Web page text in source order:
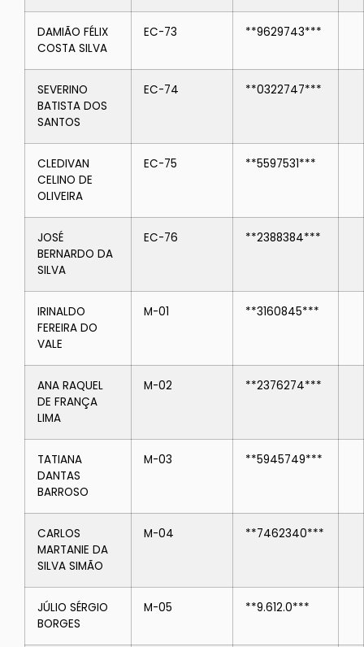
DAMIÃO FÉLIX
COSTA SILVA
EC-73 **9629743***
SEVERINO
BATISTA DOS
SANTOS
EC-74 **0322747***
CLEDIVAN
CELINO DE
OLIVEIRA
EC-75 **5597531***
JOSÉ
BERNARDO DA
SILVA
EC-76 **2388384***
IRINALDO
FEREIRA DO
VALE
M-01 **3160845***
ANA RAQUEL
DE FRANÇA
LIMA
M-02 **2376274***
TATIANA
DANTAS
BARROSO
M-03 **5945749***
CARLOS
MARTANIE DA
SILVA SIMÃO
M-04 **7462340***
JÚLIO SÉRGIO
BORGES
M-05 **9.612.0***